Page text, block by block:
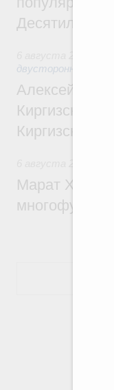
Десятилетия
двусторонней
Алексей
Киргизского
Киргизской
Марат